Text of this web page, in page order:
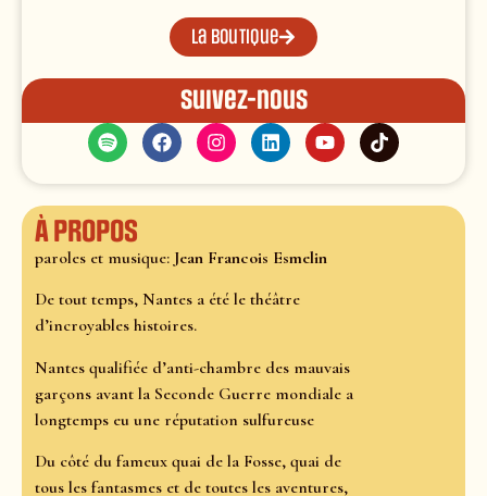
La boutique
Suivez-nous
À propos
paroles et musique: Jean Francois Esmelin
De tout temps, Nantes a été le théâtre
d’incroyables histoires.
Nantes qualifiée d’anti-chambre des mauvais
garçons avant la Seconde Guerre mondiale a
longtemps eu une réputation sulfureuse
Du côté du fameux quai de la Fosse, quai de
tous les fantasmes et de toutes les aventures,